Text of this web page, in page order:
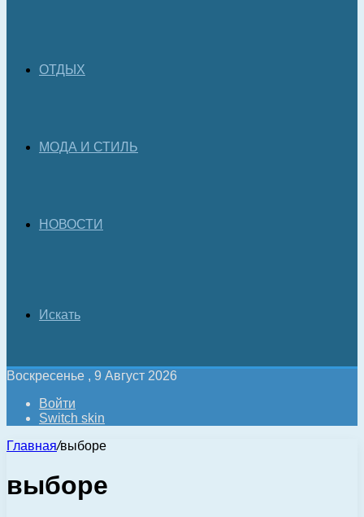
ОТДЫХ
МОДА И СТИЛЬ
НОВОСТИ
Искать
Воскресенье , 9 Август 2026
Войти
Switch skin
Главная/выборе
выборе